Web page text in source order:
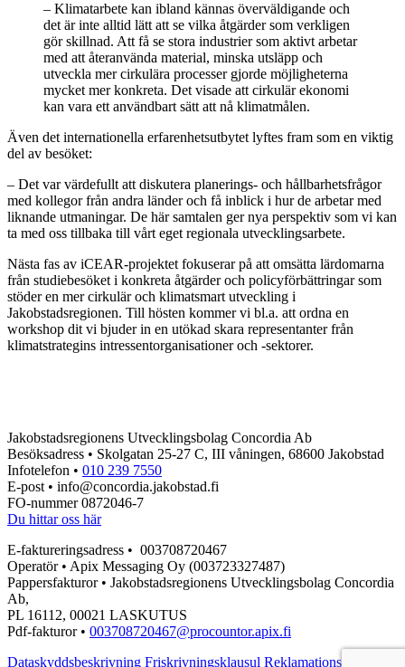
– Klimatarbete kan ibland kännas överväldigande och
det är inte alltid lätt att se vilka åtgärder som verkligen
gör skillnad. Att få se stora industrier som aktivt arbetar
med att återanvända material, minska utsläpp och
utveckla mer cirkulära processer gjorde möjligheterna
mycket mer konkreta. Det visade att cirkulär ekonomi
kan vara ett användbart sätt att nå klimatmålen.
Även det internationella erfarenhetsutbytet lyftes fram som en viktig
del av besöket:
– Det var värdefullt att diskutera planerings- och hållbarhetsfrågor
med kollegor från andra länder och få inblick i hur de arbetar med
liknande utmaningar. De här samtalen ger nya perspektiv som vi kan
ta med oss tillbaka till vårt eget regionala utvecklingsarbete.
Nästa fas av iCEAR-projektet fokuserar på att omsätta lärdomarna
från studiebesöket i konkreta åtgärder och policyförbättringar som
stöder en mer cirkulär och klimatsmart utveckling i
Jakobstadsregionen. Till hösten kommer vi bl.a. att ordna en
workshop dit vi bjuder in en utökad skara representanter från
klimatstrategins intressentorganisationer och -sektorer.
Jakobstadsregionens Utvecklingsbolag Concordia Ab
Besöksadress • Skolgatan 25-27 C, III våningen, 68600 Jakobstad
Infotelefon • 010 239 7550
E-post • info@concordia.jakobstad.fi
FO-nummer 0872046-7
Du hittar oss här
E-faktureringsadress • 003708720467
Operatör • Apix Messaging Oy (003723327487)
Pappersfakturor • Jakobstadsregionens Utvecklingsbolag Concordia
Ab,
PL 16112, 00021 LASKUTUS
Pdf-fakturor • 003708720467@procountor.apix.fi
Dataskyddsbeskrivning Friskrivningsklausul Reklamationsblankett